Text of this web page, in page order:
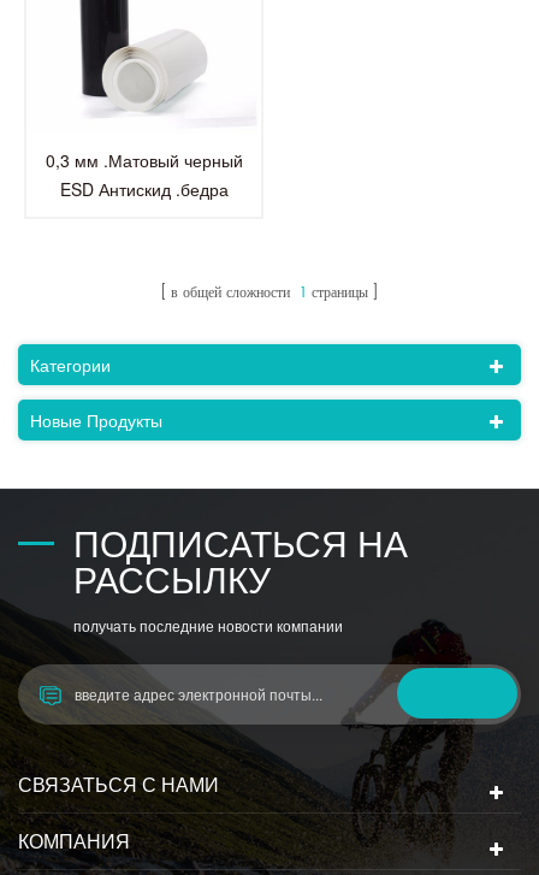
0,3 мм .Матовый черный
ESD Антискид .бедра
в общей сложности 1 страницы
Категории
Новые Продукты
ПОДПИСАТЬСЯ НА
РАССЫЛКУ
получать последние новости компании
СВЯЗАТЬСЯ С НАМИ
КОМПАНИЯ